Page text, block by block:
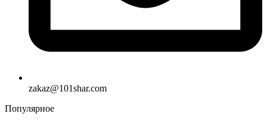
zakaz@101shar.com
Популярное